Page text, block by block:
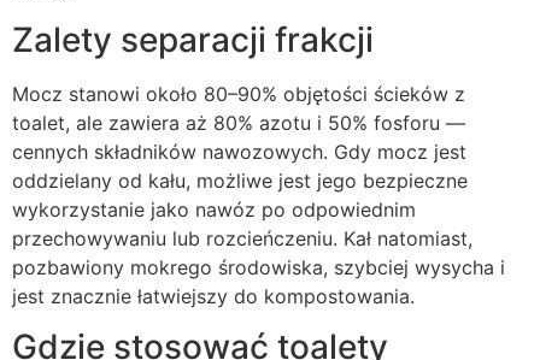
Zalety separacji frakcji
Mocz stanowi około 80–90% objętości ścieków z
toalet, ale zawiera aż 80% azotu i 50% fosforu —
cennych składników nawozowych. Gdy mocz jest
oddzielany od kału, możliwe jest jego bezpieczne
wykorzystanie jako nawóz po odpowiednim
przechowywaniu lub rozcieńczeniu. Kał natomiast,
pozbawiony mokrego środowiska, szybciej wysycha i
jest znacznie łatwiejszy do kompostowania.
Gdzie stosować toalety